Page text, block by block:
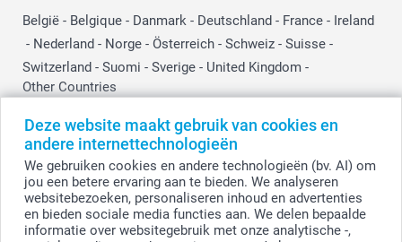
Deze website maakt gebruik van cookies en
andere internettechnologieën
We gebruiken cookies en andere technologieën (bv. AI) om
jou een betere ervaring aan te bieden. We analyseren
websitebezoeken, personaliseren inhoud en advertenties
en bieden sociale media functies aan. We delen bepaalde
informatie over websitegebruik met onze analytische -,
België - Belgique - Danmark - Deutschland - France - Ireland
- Nederland - Norge - Österreich - Schweiz - Suisse -
Switzerland - Suomi - Sverige - United Kingdom -
Other Countries
© smartphoto group. Alle rechten voorbehouden.Disclaimer
Alle prijzen zijn in EURO (€) inclusief BTW en exclusief verzendkosten.